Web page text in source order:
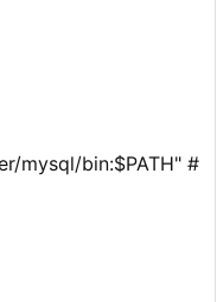
mysql/bin:$PATH" #